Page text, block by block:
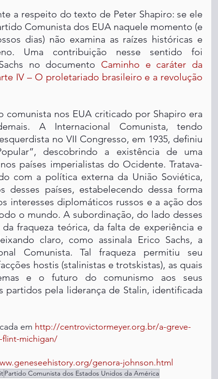
a respeito do texto de Peter Shapiro: se ele
Comunista dos EUA naquele momento (e
dias) não examina as raízes históricas e
Uma contribuição nesse sentido foi
no documento Caminho e caráter da
IV – O proletariado brasileiro e a revolução
nos EUA criticado por Shapiro era
A Internacional Comunista, tendo
no VII Congresso, em 1935, definiu
descobrindo a existência de uma
países imperialistas do Ocidente. Tratava-
com a política externa da União Soviética,
desses países, estabelecendo dessa forma
interesses diplomáticos russos e a ação dos
o mundo. A subordinação, do lado desses
fraqueza teórica, da falta de experiência e
claro, como assinala Erico Sachs, a
Comunista. Tal fraqueza permitiu seu
hostis (stalinistas e trotskistas), as quais
e o futuro do comunismo aos seus
partidos pela liderança de Stalin, identificada
em http://centrovictormeyer.org.br/a-greve-
flint-michigan/
genora-johnson.html
Partido Comunista dos Estados Unidos da América